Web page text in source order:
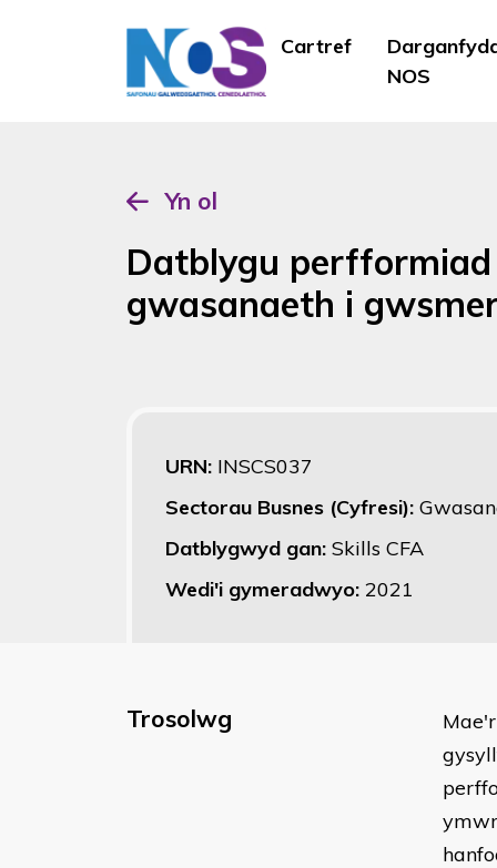
Cartref
NOS
Yn ol
Datblygu
gwasanaeth i
URN: INSCS037
Sectorau Busnes (Cyfresi):
Datblygwyd gan: Skills CFA
Wedi'i gymeradwyo: 2021
Trosolwg